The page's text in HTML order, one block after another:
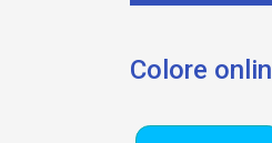
Colore